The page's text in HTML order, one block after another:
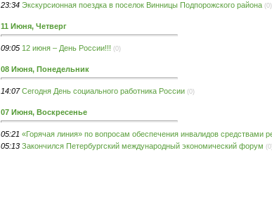
23:34 Экскурсионная поездка в поселок Винницы Подпорожского района (0)
11 Июня, Четверг
09:05 12 июня – День России!!! (0)
08 Июня, Понедельник
14:07 Сегодня День социального работника России (0)
07 Июня, Воскресенье
05:21 «Горячая линия» по вопросам обеспечения инвалидов средствами
05:13 Закончился Петербургский международный экономический форум